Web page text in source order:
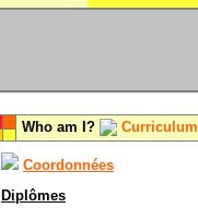
Who am I?
Coordonnées
Diplômes